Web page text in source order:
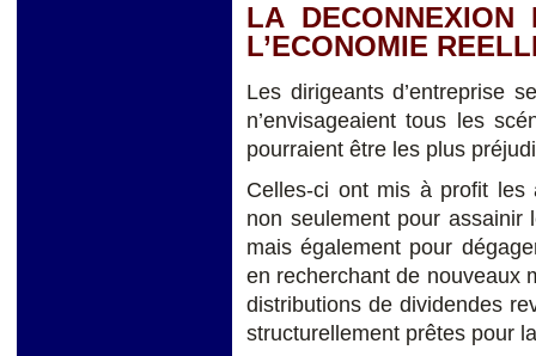
LA DECONNEXION
L’ECONOMIE
Les dirigeants d’entreprise
n’envisageaient tous les
pourraient être les plus
Celles-ci ont mis à profit
non seulement pour assainir
mais également pour
en recherchant de nouveaux
distributions de dividendes
structurellement prêtes pour